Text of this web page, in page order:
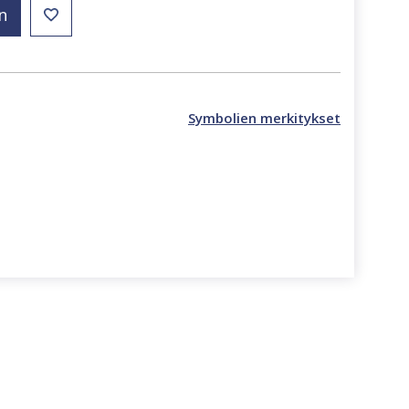
Symbolien merkitykset